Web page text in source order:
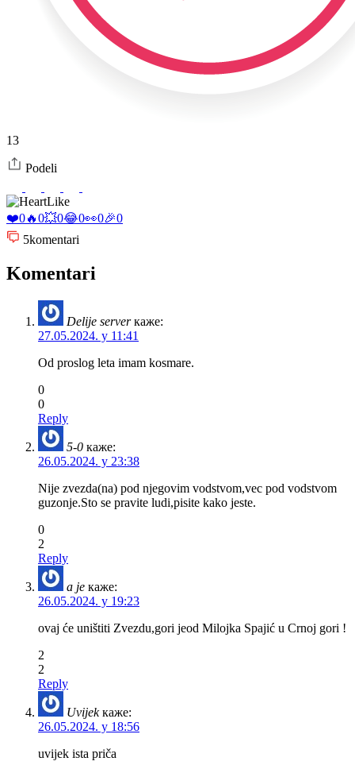
13
Podeli
Like
❤️0🔥0💥0😂0👀0🎉0
5komentari
Komentari
Delije server каже:
27.05.2024. у 11:41
Od proslog leta imam kosmare.
0
0
Reply
5-0 каже:
26.05.2024. у 23:38
Nije zvezda(na) pod njegovim vodstvom,vec pod vodstvom
guzonje.Sto se pravite ludi,pisite kako jeste.
0
2
Reply
a je каже:
26.05.2024. у 19:23
ovaj će uništiti Zvezdu,gori jeod Milojka Spajić u Crnoj gori !
2
2
Reply
Uvijek каже:
26.05.2024. у 18:56
uvijek ista priča